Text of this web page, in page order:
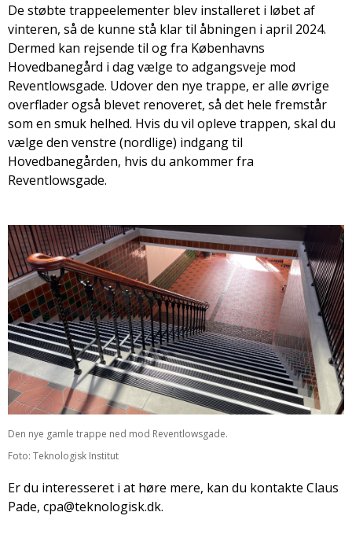
De støbte trappeelementer blev installeret i løbet af
vinteren, så de kunne stå klar til åbningen i april 2024.
Dermed kan rejsende til og fra Københavns
Hovedbanegård i dag vælge to adgangsveje mod
Reventlowsgade. Udover den nye trappe, er alle øvrige
overflader også blevet renoveret, så det hele fremstår
som en smuk helhed. Hvis du vil opleve trappen, skal du
vælge den venstre (nordlige) indgang til
Hovedbanegården, hvis du ankommer fra
Reventlowsgade.
Den nye gamle trappe ned mod Reventlowsgade.
Foto: Teknologisk Institut
Er du interesseret i at høre mere, kan du kontakte Claus
Pade, cpa@teknologisk.dk.